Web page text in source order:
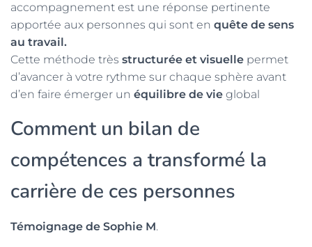
accompagnement est une réponse pertinente
apportée aux personnes qui sont en quête de sens
au travail.
Cette méthode très structurée et visuelle permet
d’avancer à votre rythme sur chaque sphère avant
d’en faire émerger un équilibre de vie global
Comment un bilan de
compétences a transformé la
carrière de ces personnes
Témoignage de Sophie M.